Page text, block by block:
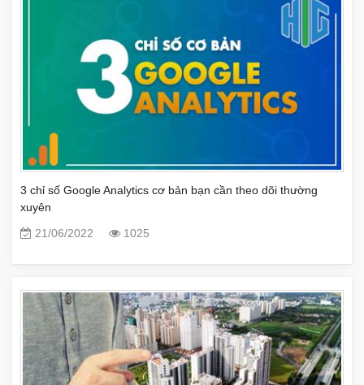
3 chỉ số Google Analytics cơ bản bạn cần theo dõi thường
xuyên
21/06/2022
1025